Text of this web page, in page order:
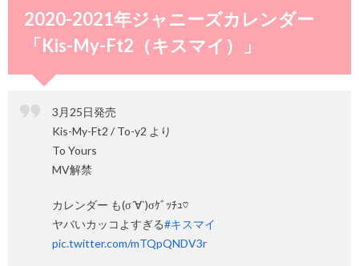
2020-2021年ジャニーズカレンダー
「Kis-My-Ft2（キスマイ）」
3月25日発売
Kis-My-Ft2 / To-y2 より
To Yours
MV解禁
カレンダー も(σ´∀`)σｹﾞｯﾁｭ♡
ヤバいカッコよすぎる#キスマイ
pic.twitter.com/mTQpQNDV3r